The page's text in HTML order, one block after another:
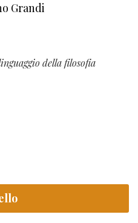
Grandi
della filosofia